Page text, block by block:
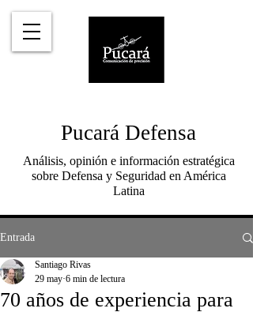
Pucará Defensa
Análisis, opinión e información estratégica
sobre Defensa y Seguridad en América
Latina
Entrada
70 años de experiencia para
Santiago Rivas
29 may 6 min de lectura